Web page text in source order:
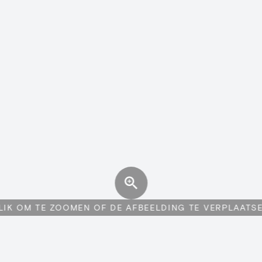
OM TE ZOOMEN OF DE AFBEELDING TE